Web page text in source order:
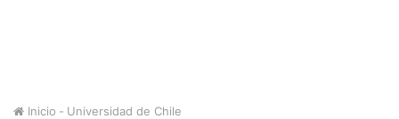
Inicio - Universidad de Chile